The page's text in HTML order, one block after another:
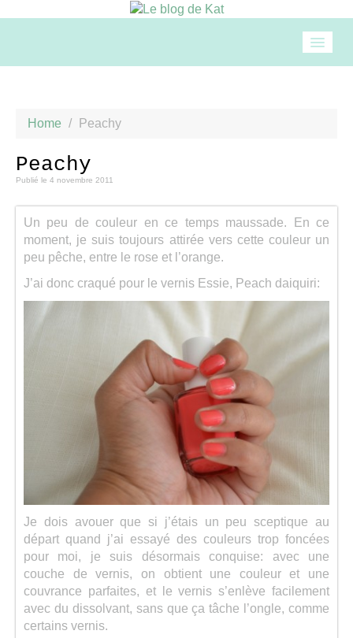
Beauté
Loisirs
Food & drinks
Home / Peachy
Peachy
Publié le 4 novembre 2011
Un peu de couleur en ce temps maussade. En ce
moment, je suis toujours attirée vers cette couleur un
peu pêche, entre le rose et l’orange.
J’ai donc craqué pour le vernis Essie, Peach daiquiri:
Je dois avouer que si j’étais un peu sceptique au
départ quand j’ai essayé des couleurs trop foncées
pour moi, je suis désormais conquise: avec une
couche de vernis, on obtient une couleur et une
couvrance parfaites, et le vernis s’enlève facilement
avec du dissolvant, sans que ça tâche l’ongle, comme
certains vernis.